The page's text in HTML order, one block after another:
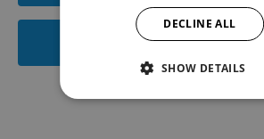
DOWNLOAD HANDLEIDING
DECLINE ALL
SHOW DETAILS